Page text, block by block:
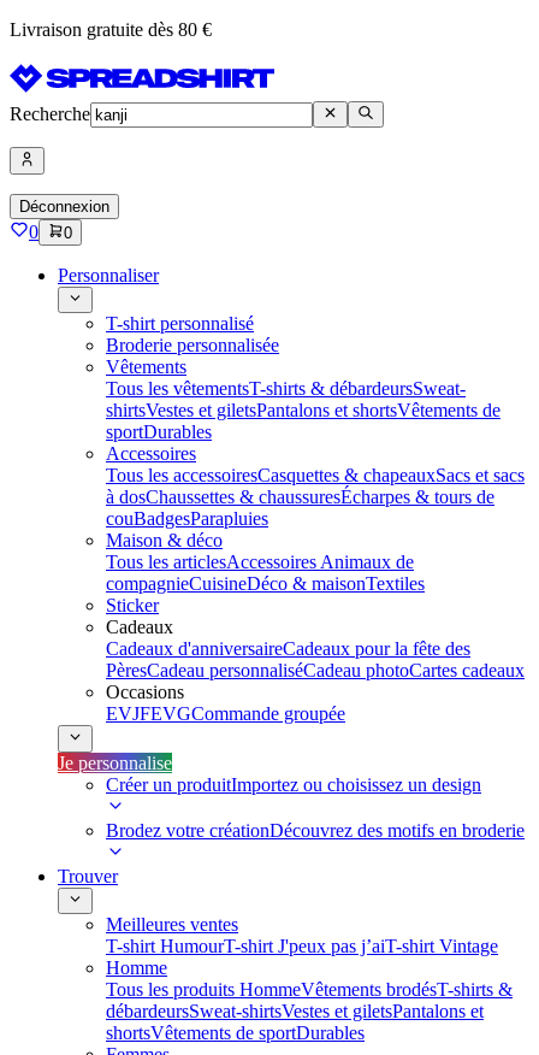
Livraison gratuite dès 80 €
Recherche
Déconnexion
0 0
Personnaliser
T-shirt personnalisé
Broderie personnalisée
Vêtements
Tous les vêtementsT-shirts & débardeursSweat-
shirtsVestes et giletsPantalons et shortsVêtements de
sportDurables
Accessoires
Tous les accessoiresCasquettes & chapeauxSacs et sacs
à dosChaussettes & chaussuresÉcharpes & tours de
couBadgesParapluies
Maison & déco
Tous les articlesAccessoires Animaux de
compagnieCuisineDéco & maisonTextiles
Sticker
Cadeaux
Cadeaux d'anniversaireCadeaux pour la fête des
PèresCadeau personnaliséCadeau photoCartes cadeaux
Occasions
EVJFEVGCommande groupée
Je personnalise
Créer un produitImportez ou choisissez un design
Brodez votre créationDécouvrez des motifs en broderie
Trouver
Meilleures ventes
T-shirt HumourT-shirt J'peux pas j’aiT-shirt Vintage
Homme
Tous les produits HommeVêtements brodésT-shirts &
débardeursSweat-shirtsVestes et giletsPantalons et
shortsVêtements de sportDurables